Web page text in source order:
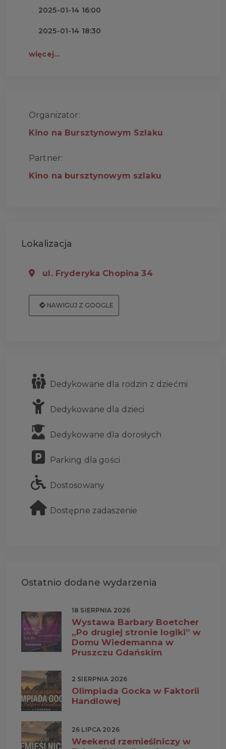
2025-01-14 16:00
2025-01-14 18:30
więcej...
Organizator:
Kino na Bursztynowym Szlaku
Partner:
Kino na bursztynowym szlaku
Lokalizacja
ul. Fryderyka Chopina 34
NAWIGUJ Z GOOGLE
Dedykowane dla rodzin z dziećmi
Dedykowane dla dzieci
Dedykowane dla dorosłych
Parking dla gości
Dostosowany
Dostępne zadaszenie
Ostatnio dodane wydarzenia
18 SIERPNIA 2026
Wystawa Barbary Boetcher
„Po drugiej stronie logiki” w
Domu Wiedemanna w
Pruszczu Gdańskim
2 SIERPNIA 2026
Olimpiada Gocka w Faktorii
Handlowej
26 LIPCA 2026
Weekend rzemieślniczy w